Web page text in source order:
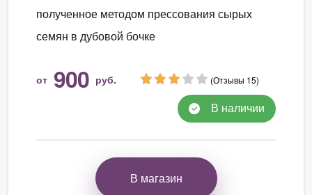
полученное методом прессования сырых
семян в дубовой бочке
от 900 руб. (Отзывы 15)
В наличии
В магазин